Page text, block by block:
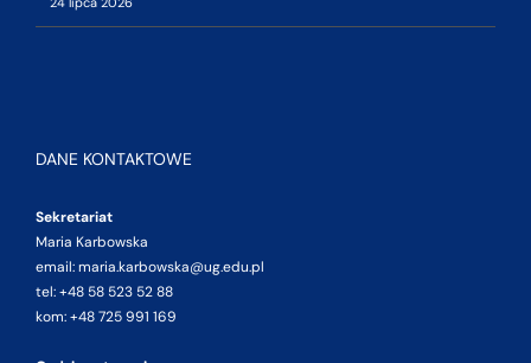
DANE KONTAKTOWE
Sekretariat
Maria Karbowska
email: maria.karbowska@ug.edu.pl
tel: +48 58 523 52 88
kom: +48 725 991 169